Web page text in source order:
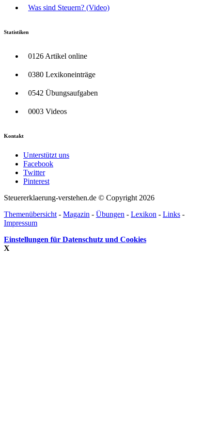
Was sind Steuern? (Video)
Statistiken
0126 Artikel online
0380 Lexikoneinträge
0542 Übungsaufgaben
0003 Videos
Kontakt
Unterstützt uns
Facebook
Twitter
Pinterest
Steuererklaerung-verstehen.de © Copyright 2026
Themenübersicht - Magazin - Übungen - Lexikon - Links -
Impressum
Einstellungen für Datenschutz und Cookies
X